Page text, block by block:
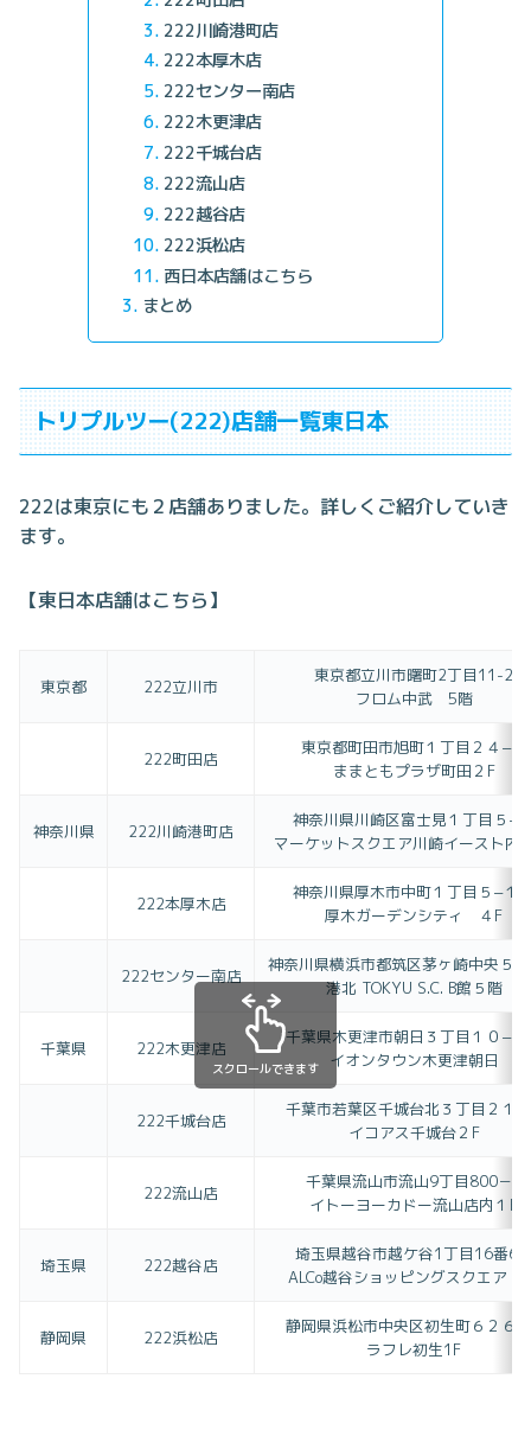
222川崎港町店
222本厚木店
222センター南店
222木更津店
222千城台店
222流山店
222越谷店
222浜松店
西日本店舗はこちら
まとめ
トリプルツー(222)店舗一覧東日本
222は東京にも２店舗ありました。詳しくご紹介していき
ます。
【東日本店舗はこちら】
東京都 222立川市
東京都立川市曙町2丁目11-2
フロム中武 5階
222町田店
東京都町田市旭町１丁目２４−１
ままともプラザ町田２F
神奈川県 222川崎港町店
神奈川県川崎区富士見１丁目５−
マーケットスクエア川崎イースト
222本厚木店
神奈川県厚木市中町１丁目５−１
厚木ガーデンシティ ４F
222センター南店
神奈川県横浜市都筑区茅ヶ崎中央５
港北 TOKYU S.C. B館５階
千葉県 222木更津店
千葉県木更津市朝日３丁目１０−１
イオンタウン木更津朝日
222千城台店
千葉市若葉区千城台北３丁目２１−
イコアス千城台２F
222流山店
千葉県流山市流山9丁目800－2
イトーヨーカドー流山店内１F
埼玉県 222越谷店
埼玉県越谷市越ケ谷1丁目16番6
ALCo越谷ショッピングスクエア
静岡県 222浜松店
静岡県浜松市中央区初生町６２６−
ラフレ初生1F
スクロールできます